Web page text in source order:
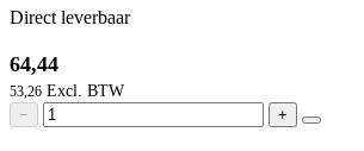
Direct leverbaar
64,44
53,26
− +